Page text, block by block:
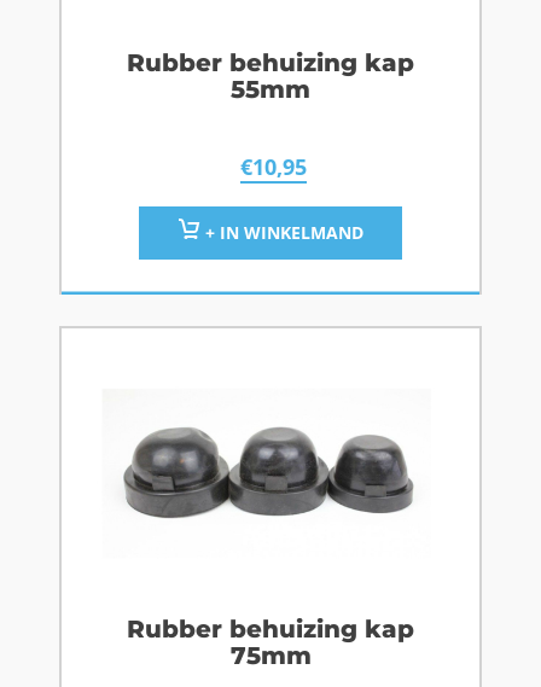
Rubber behuizing kap
55mm
€10,95
+ IN WINKELMAND
Rubber behuizing kap
75mm